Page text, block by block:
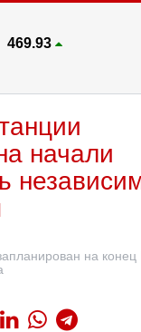
469.93
начали
на конец